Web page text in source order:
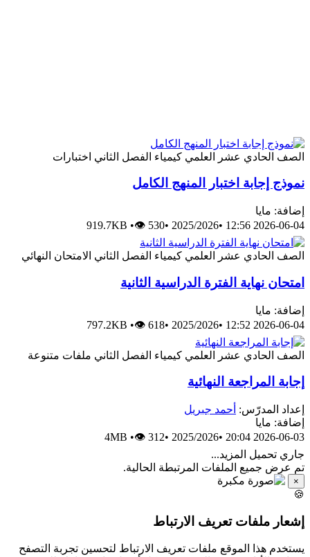
الصف الحادي عشر العلمي كيمياء الفصل الثاني اختبارات
نموذج إجابة اختبار المنهج الكامل
إضافة: مايا
2026-06-04 12:56
•
2025/2026
•
919.7KB •👁 530
الصف الحادي عشر العلمي كيمياء الفصل الثاني الامتحان النهائي
امتحان نهاية الفترة الدراسية الثانية
إضافة: مايا
2026-06-04 12:52
•
2025/2026
•
797.2KB •👁 618
الصف الحادي عشر العلمي كيمياء الفصل الثاني ملفات متنوعة
إجابة المراجعة النهائية
إعداد المدرّس: أحمد جبريل
إضافة: مايا
2026-06-03 20:04
•
2025/2026
•
4MB •👁 312
جاري تحميل المزيد...
تم عرض جميع الملفات المرتبطة الحالية.
×
🍪
إشعار ملفات تعريف الارتباط
يستخدم هذا الموقع ملفات تعريف الارتباط لتحسين تجربة التصفح